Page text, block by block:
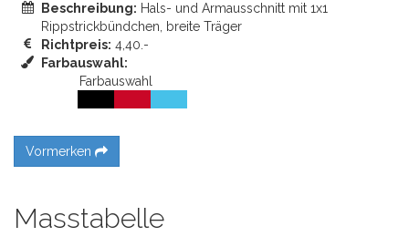
Beschreibung: Hals- und Armausschnitt mit 1x1
Rippstrickbündchen, breite Träger
Richtpreis: 4,40.-
Farbauswahl:
Farbauswahl
Vormerken
Masstabelle